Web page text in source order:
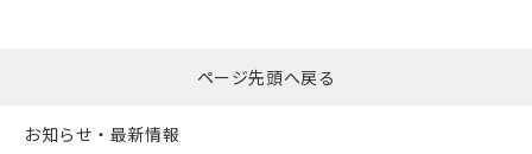
ページ先頭へ戻る
お知らせ・最新情報